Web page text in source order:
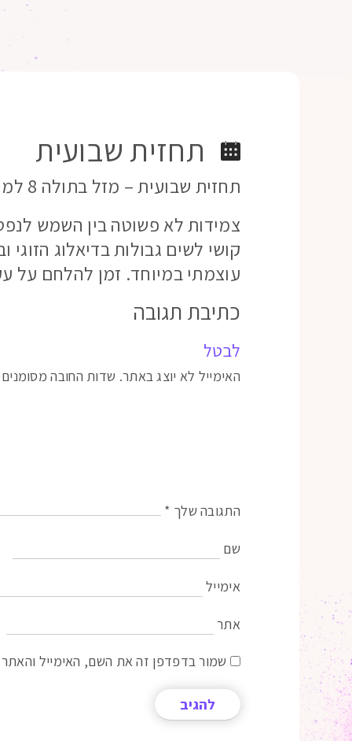
תחזית שבועית
תחזית שבועית – מזל בתולה 8 למרץ 2020
צמידות לא פשוטה בין השמש
קושי לשים גבולות בדיאלוג
עוצמתי במיוחד. זמן להלחם על
כתיבת תגובה
לבטל
האימייל לא יוצג באתר. שדות החובה
התגובה שלך *
שם
אימייל
אתר
שמור בדפדפן זה את השם, האימייל